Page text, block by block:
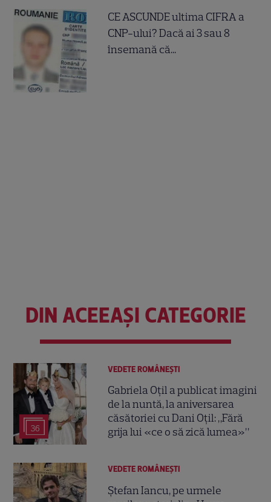
CE ASCUNDE ultima CIFRA a
CNP-ului? Dacă ai 3 sau 8
însemană că...
DIN ACEEAȘI CATEGORIE
36
VEDETE ROMÂNEŞTI
Gabriela Oțil a publicat imagini
de la nuntă, la aniversarea
căsătoriei cu Dani Oțil: „Fără
grija lui «ce o să zică lumea»”
VEDETE ROMÂNEŞTI
Ștefan Iancu, pe urmele